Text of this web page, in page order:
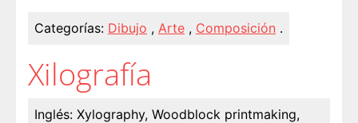
Categorías: Dibujo , Arte , Composición .
Xilografía
Inglés: Xylography, Woodblock printmaking,